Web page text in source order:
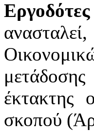
Εργοδότες
έκτακτης
σκοπού